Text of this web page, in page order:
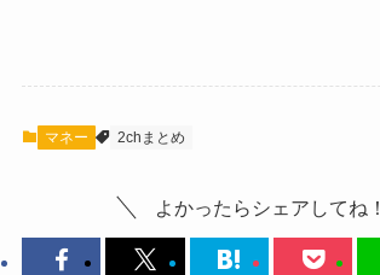
マネー 2chまとめ
よかったらシェアしてね！